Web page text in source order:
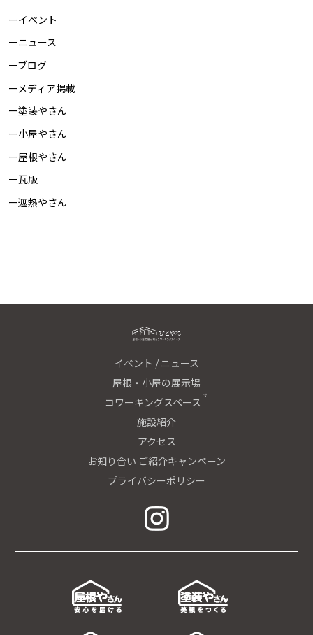
イベント
ニュース
ブログ
メディア掲載
塗装やさん
小屋やさん
屋根やさん
瓦版
遮熱やさん
イベント / ニュース
屋根・小屋の展示場
コワーキングスペース
施設紹介
アクセス
お知り合い ご紹介キャンペーン
プライバシーポリシー